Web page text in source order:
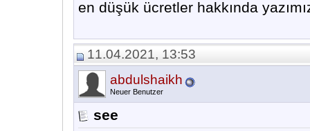
en düşük ücretler hakkında
11.04.2021, 13:53
abdulshaikh
Neuer Benutzer
see